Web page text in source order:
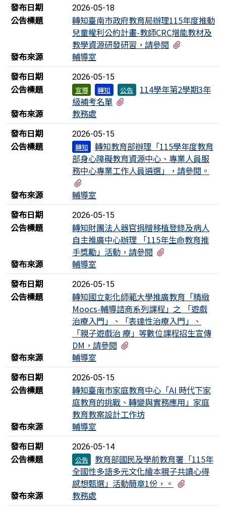
發布日期
2026-05-18
公告標題
轉知臺南市政府教育局辦理115年度推動
兒童權利公約計畫-教師CRC增能教材及
教學資源研發研習，請參閱
發布來源
輔導室
發布日期
2026-05-15
公告標題 宣導 轉知 公告
114學年第2學期3年
級補考名單
發布來源
教務處
發布日期
2026-05-15
公告標題 轉知
轉知教育部辦理「115學年度教育
部身心障礙教育資源中心、專業人員服
務中心專業工作人員遴選」，請參閱。
發布來源
輔導室
發布日期
2026-05-15
公告標題
轉知財團法人器官捐贈移植登錄及病人
自主推廣中心辦理 「115年生命教育推
手獎勵」活動，請參閱
發布來源
輔導室
發布日期
2026-05-15
公告標題
轉知國立彰化師範大學推廣教育「精緻
Moocs-輔導諮商系列課程」之 「遊戲
治療入門」、「表達性治療入門」、
「親子遊戲治 療」等數位課程招生宣傳
DM，請參閱
發布來源
輔導室
發布日期
2026-05-15
公告標題
轉知臺南市家庭教育中心「AI 時代下家
庭教育的挑戰、轉變與實務應用」家庭
教育教案設計工作坊
發布來源
輔導室
發布日期
2026-05-14
公告標題 公告
教育部國民及學前教育署「115年
全國性多語多元文化繪本親子共讀心得
感想甄選」活動簡章1份，。
發布來源
教務處